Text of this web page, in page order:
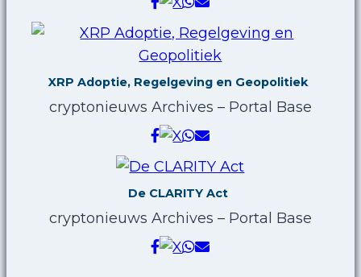
XRP Adoptie, Regelgeving en Geopolitiek
cryptonieuws Archives – Portal Base
De CLARITY Act
cryptonieuws Archives – Portal Base